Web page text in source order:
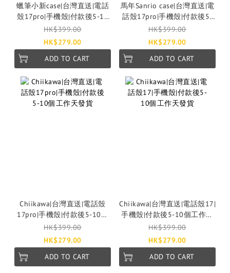
蠟筆小新case|台灣直送|電話
殼17pro|手機殼|付款後5-10
個工作天發貨
HK$399.00
HK$279.00
ADD TO CART
馬年Sanrio case|台灣直送|電
話殼17pro|手機殼|付款後5-
10個工作天發貨
HK$399.00
HK$279.00
ADD TO CART
Chiikawa|台灣直送|電話殼
17pro|手機殼|付款後5-10個
工作天發貨
HK$399.00
HK$279.00
ADD TO CART
Chiikawa|台灣直送|電話殼17|
手機殼|付款後5-10個工作天
發貨
HK$399.00
HK$279.00
ADD TO CART